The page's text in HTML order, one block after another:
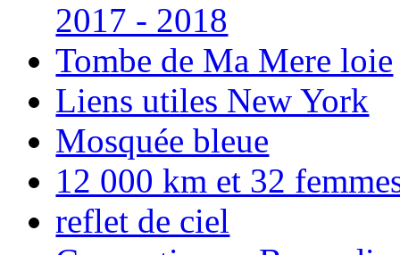
2017 - 2018
Tombe de Ma Mere loie
Liens utiles New York
Mosquée bleue
12 000 km et 32
reflet de ciel